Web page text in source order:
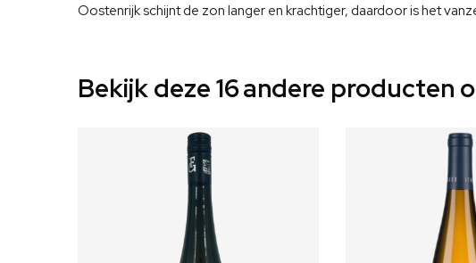
Oostenrijk schijnt de zon langer en krachtiger, daardoor is het
Bekijk deze 16andere producten